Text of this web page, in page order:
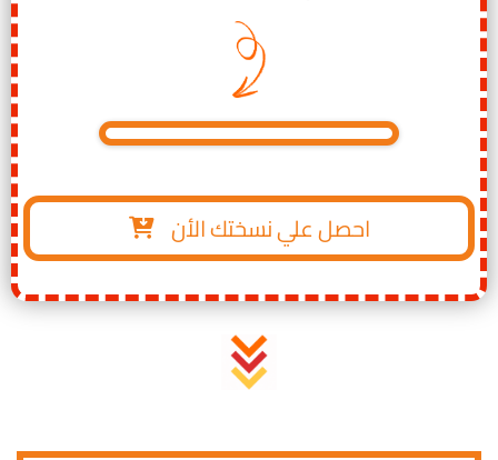
احصل علي نسختك الأن